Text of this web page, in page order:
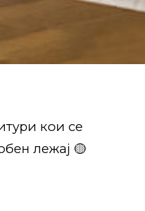
кои се
лежај 🟡